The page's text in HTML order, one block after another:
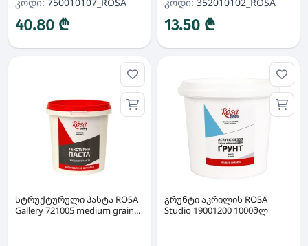
40.80 ₾ 13.50 ₾
სტრუქტურული პასტა ROSA
Gallery 721005 medium grain...
გრუნტი აკრილის ROSA
Studio 19001200 1000მლ